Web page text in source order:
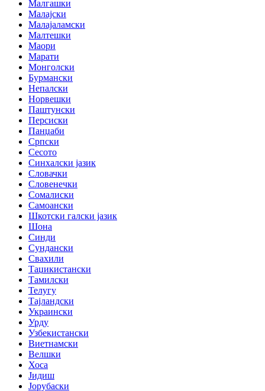
Малгашки
Малајски
Малајаламски
Малтешки
Маори
Марати
Монголски
Бурмански
Непалски
Норвешки
Паштунски
Персиски
Панџаби
Српски
Сесото
Синхалски јазик
Словачки
Словенечки
Сомалиски
Самоански
Шкотски галски јазик
Шона
Синди
Сундански
Свахили
Таџикистански
Тамилски
Телугу
Тајландски
Украински
Урду
Узбекистански
Виетнамски
Велшки
Хоса
Јидиш
Јорубаски